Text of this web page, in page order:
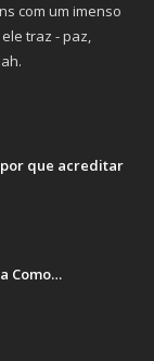
com um imenso
traz - paz,
por que acreditar
Como…